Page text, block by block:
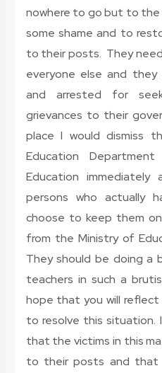
nowhere to go but to the
some shame and to
to their posts. They
everyone else and
and arrested for
grievances to their
place I would dismiss
Education
Education
persons who actually
choose to keep them
from the Ministry of
They should be doing
teachers in such a
hope that you will
to resolve this situation.
that the victims in this
to their posts and that